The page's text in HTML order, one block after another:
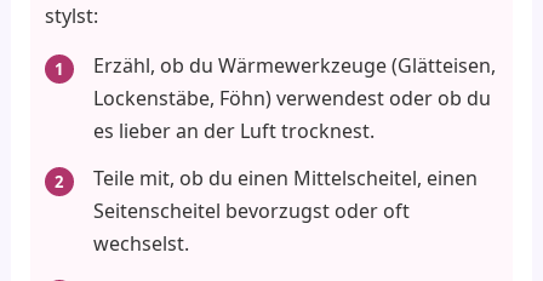
stylst:
Erzähl, ob du Wärmewerkzeuge (Glätteisen,
Lockenstäbe, Föhn) verwendest oder ob du
es lieber an der Luft trocknest.
Teile mit, ob du einen Mittelscheitel, einen
Seitenscheitel bevorzugst oder oft
wechselst.